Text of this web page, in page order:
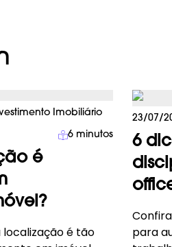
Imobiliário
6 minutos
é
localização é tão
23/07/
6
para